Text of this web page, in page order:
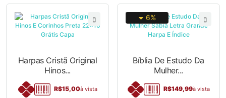
Harpas Cristã Original
Hinos...
R$15,00à vista
6%
Bíblia De Estudo Da
Mulher...
R$149,99à vista